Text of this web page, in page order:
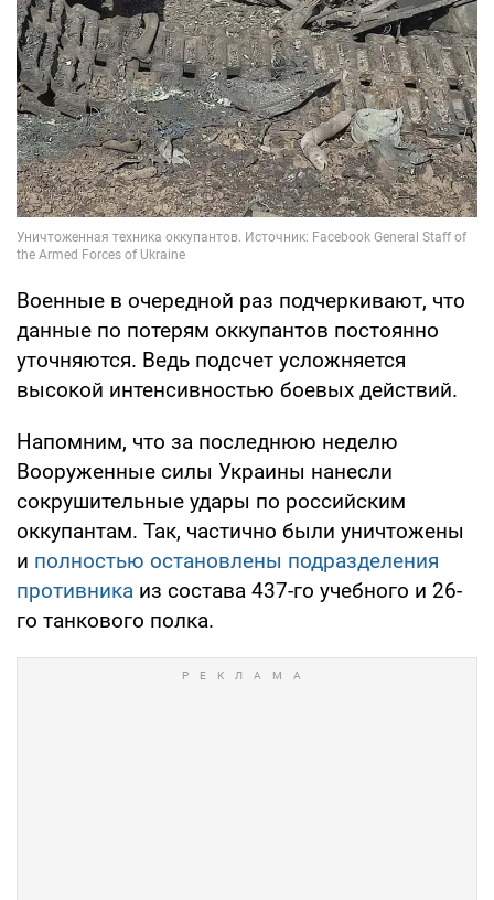
Военные в очередной раз подчеркивают, что
данные по потерям оккупантов постоянно
уточняются. Ведь подсчет усложняется
высокой интенсивностью боевых действий.
Напомним, что за последнюю неделю
Вооруженные силы Украины нанесли
сокрушительные удары по российским
оккупантам. Так, частично были уничтожены
и полностью остановлены подразделения
противника из состава 437-го учебного и 26-
го танкового полка.